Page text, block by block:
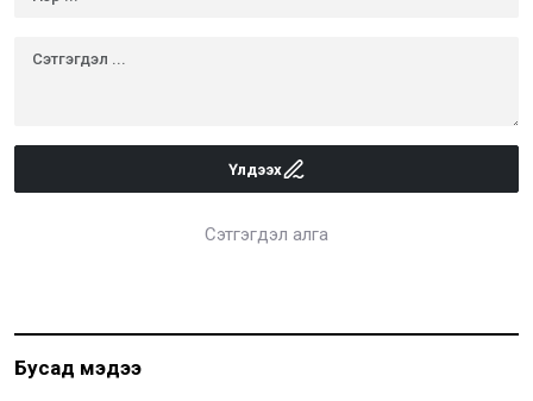
Үлдээх
Сэтгэгдэл алга
Бусад мэдээ